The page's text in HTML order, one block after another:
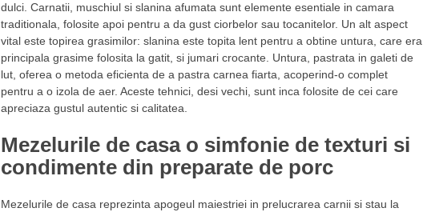
dulci. Carnatii, muschiul si slanina afumata sunt elemente esentiale in camara
traditionala, folosite apoi pentru a da gust ciorbelor sau tocanitelor. Un alt aspect
vital este topirea grasimilor: slanina este topita lent pentru a obtine untura, care era
principala grasime folosita la gatit, si jumari crocante. Untura, pastrata in galeti de
lut, oferea o metoda eficienta de a pastra carnea fiarta, acoperind-o complet
pentru a o izola de aer. Aceste tehnici, desi vechi, sunt inca folosite de cei care
apreciaza gustul autentic si calitatea.
Mezelurile de casa o simfonie de texturi si
condimente din preparate de porc
Mezelurile de casa reprezinta apogeul maiestriei in prelucrarea carnii si stau la